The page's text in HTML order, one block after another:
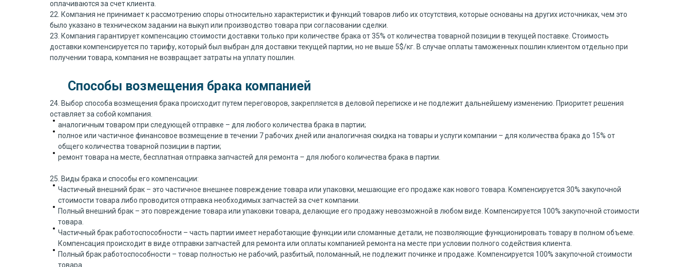
оплачиваются за счет клиента.
22. Компания не принимает к рассмотрению споры относительно характеристик и функций товаров либо их отсутствия, которые основаны на других источниках, чем это
было указано в техническом задании на выкуп или производство товара при согласовании сделки.
23. Компания гарантирует компенсацию стоимости доставки только при количестве брака от 35% от количества товарной позиции в текущей поставке. Стоимость
доставки компенсируется по тарифу, который был выбран для доставки текущей партии, но не выше 5$/кг. В случае оплаты таможенных пошлин клиентом отдельно при
получении товара, компания не возвращает затраты на уплату пошлин.
Способы возмещения брака компанией
24. Выбор способа возмещения брака происходит путем переговоров, закрепляется в деловой переписке и не подлежит дальнейшему изменению. Приоритет решения
оставляет за собой компания.
аналогичным товаром при следующей отправке – для любого количества брака в партии;
полное или частичное финансовое возмещение в течении 7 рабочих дней или аналогичная скидка на товары и услуги компании – для количества брака до 15% от
общего количества товарной позиции в партии;
ремонт товара на месте, бесплатная отправка запчастей для ремонта – для любого количества брака в партии.
25. Виды брака и способы его компенсации:
Частичный внешний брак – это частичное внешнее повреждение товара или упаковки, мешающие его продаже как нового товара. Компенсируется 30% закупочной
стоимости товара либо проводится отправка необходимых запчастей за счет компании.
Полный внешний брак – это повреждение товара или упаковки товара, делающие его продажу невозможной в любом виде. Компенсируется 100% закупочной стоимости
товара.
Частичный брак работоспособности – часть партии имеет неработающие функции или сломанные детали, не позволяющие функционировать товару в полном объеме.
Компенсация происходит в виде отправки запчастей для ремонта или оплаты компанией ремонта на месте при условии полного содействия клиента.
Полный брак работоспособности – товар полностью не рабочий, разбитый, поломанный, не подлежит починке и продаже. Компенсируется 100% закупочной стоимости
товара.